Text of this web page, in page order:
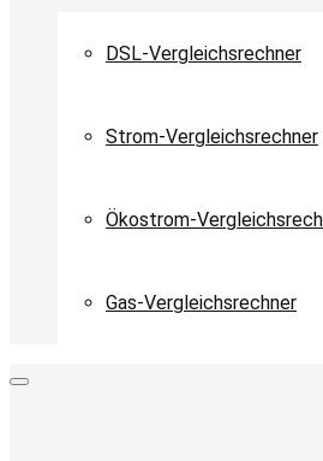
DSL-Vergleichsrechner
Strom-Vergleichsrechner
Ökostrom-
Gas-Vergleichsrechner
Primary